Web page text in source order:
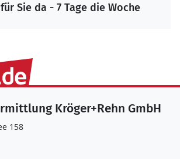
Sie da - 7 Tage die Woche
Kröger+Rehn GmbH
158